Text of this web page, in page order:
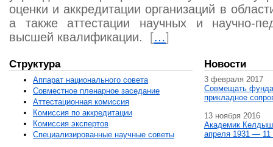
оценки и аккредитации организаций в
а также аттестации научных и научно-
высшей квалификации.
[…]
Структура
Аппарат национального совета
Совместное пленарное заседание
Аттестационная комисcия
Комиссия по аккредитации
Комиссия экспертов
Специализированные научные советы
Новости
3 февраля 2017
Совмещать
прикладное
13 ноября 2016
Академик
апреля 1931 — 11